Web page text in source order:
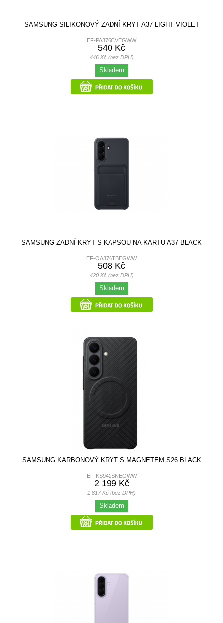
SAMSUNG SILIKONOVÝ ZADNÍ KRYT A37 LIGHT VIOLET
EF-PA376CVEGWW
540 Kč
446 Kč (bez DPH)
Skladem
SAMSUNG ZADNÍ KRYT S KAPSOU NA KARTU A37 BLACK
EF-OA376TBEGWW
508 Kč
420 Kč (bez DPH)
Skladem
SAMSUNG KARBONOVÝ KRYT S MAGNETEM S26 BLACK
EF-KS942SNEGWW
2 199 Kč
1 817 Kč (bez DPH)
Skladem